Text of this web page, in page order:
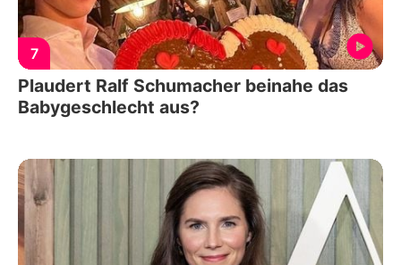
7
Plaudert Ralf Schumacher beinahe das
Babygeschlecht aus?